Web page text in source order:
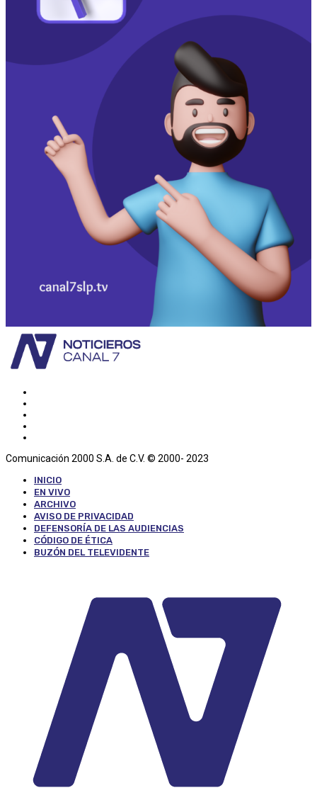
Comunicación 2000 S.A. de C.V. © 2000- 2023
INICIO
EN VIVO
ARCHIVO
AVISO DE PRIVACIDAD
DEFENSORÍA DE LAS AUDIENCIAS
CÓDIGO DE ÉTICA
BUZÓN DEL TELEVIDENTE